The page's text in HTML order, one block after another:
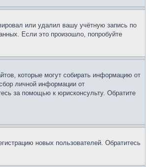
или удалил вашу учётную запись по
Если это произошло, попробуйте
которые могут собирать информацию от
личной информации от
за помощью к юрисконсульту. Обратите
новых пользователей. Обратитесь